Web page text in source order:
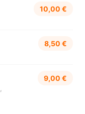
10,00 €
8,50 €
9,00 €